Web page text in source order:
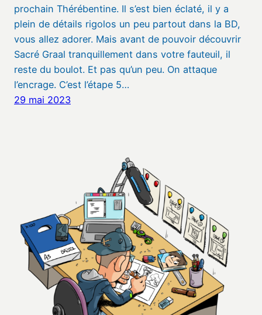
prochain Thérébentine. Il s’est bien éclaté, il y a
plein de détails rigolos un peu partout dans la BD,
vous allez adorer. Mais avant de pouvoir découvrir
Sacré Graal tranquillement dans votre fauteuil, il
reste du boulot. Et pas qu’un peu. On attaque
l’encrage. C’est l’étape 5…
29 mai 2023